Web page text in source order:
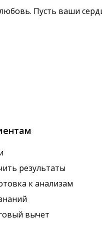
Пусть ваши
результаты
к анализам
вычет